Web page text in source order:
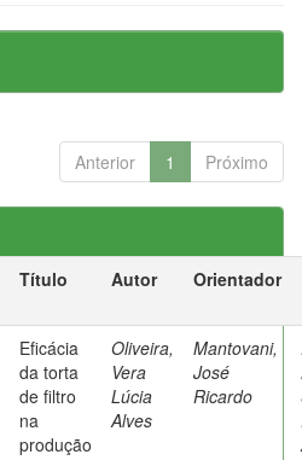
Anterior 1 Próximo
Título Autor Orientador
Eficácia
da torta
de filtro
na
produção
Oliveira,
Vera
Lúcia
Alves
Mantovani,
José
Ricardo